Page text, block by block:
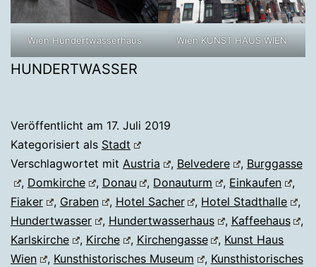
Wien Hundertwasserhaus Wien KUNST HAUS WIEN
HUNDERTWASSER
Veröffentlicht am 17. Juli 2019
Kategorisiert als Stadt
Verschlagwortet mit Austria , Belvedere , Burggasse
, Domkirche , Donau , Donauturm , Einkaufen
,
Fiaker
, Graben , Hotel Sacher , Hotel Stadthalle
,
Hundertwasser
, Hundertwasserhaus , Kaffeehaus
,
Karlskirche
, Kirche , Kirchengasse , Kunst Haus
Wien
, Kunsthistorisches Museum , Kunsthistorisches